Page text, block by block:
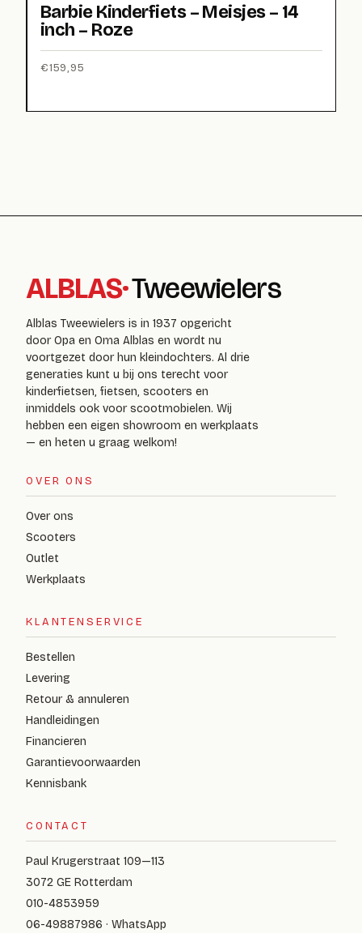
Barbie Kinderfiets – Meisjes – 14
inch – Roze
€159,95
ALBLAS·Tweewielers
Alblas Tweewielers is in 1937 opgericht
door Opa en Oma Alblas en wordt nu
voortgezet door hun kleindochters. Al drie
generaties kunt u bij ons terecht voor
kinderfietsen, fietsen, scooters en
inmiddels ook voor scootmobielen. Wij
hebben een eigen showroom en werkplaats
— en heten u graag welkom!
OVER ONS
Over ons
Scooters
Outlet
Werkplaats
KLANTENSERVICE
Bestellen
Levering
Retour & annuleren
Handleidingen
Financieren
Garantievoorwaarden
Kennisbank
CONTACT
Paul Krugerstraat 109—113
3072 GE Rotterdam
010-4853959
06-49887986 · WhatsApp